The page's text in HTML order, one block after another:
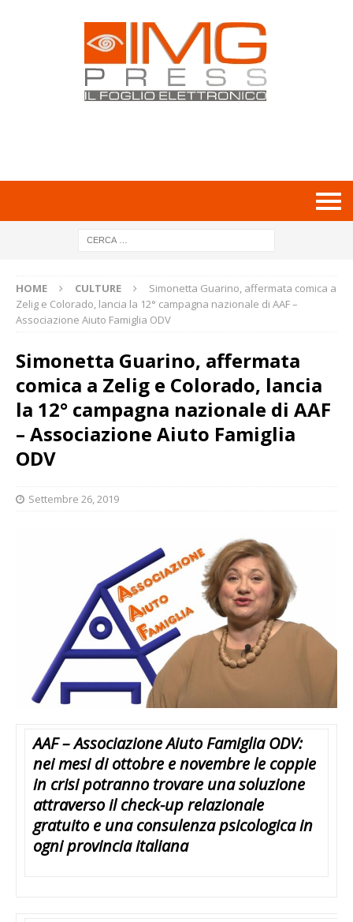
HOME CULTURE
Simonetta Guarino, affermata comica a
Zelig e Colorado, lancia la 12° campagna nazionale di AAF –
Associazione Aiuto Famiglia ODV
Simonetta Guarino, affermata
comica a Zelig e Colorado, lancia
la 12° campagna nazionale di AAF
– Associazione Aiuto Famiglia
ODV
Settembre 26, 2019
AAF – Associazione Aiuto Famiglia ODV:
nei mesi di ottobre e novembre le coppie
in crisi potranno trovare una soluzione
attraverso il check-up relazionale
gratuito e una consulenza psicologica in
ogni provincia italiana